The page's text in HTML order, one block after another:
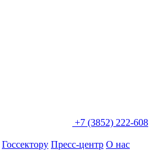
+7 (3852) 222-608
Госсектору Пресс-центр О нас